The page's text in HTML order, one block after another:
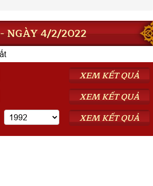
NGÀY 4/2/2022
XEM KẾT QUẢ
XEM KẾT QUẢ
XEM KẾT QUẢ